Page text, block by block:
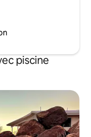
piscine
plus aimés